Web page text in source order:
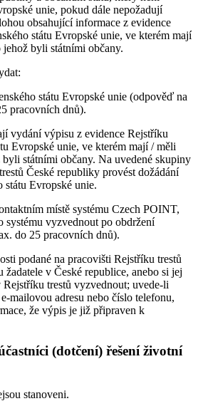
unie, pokud dále nepožadují
obsahující informace z evidence
státu Evropské unie, ve kterém mají
byli státními občany.
státu Evropské unie (odpověď na
pracovních dnů).
vydání výpisu z evidence Rejstříku
Evropské unie, ve kterém mají / měli
státními občany. Na uvedené skupiny
České republiky provést dožádání
státu Evropské unie.
místě systému Czech POINT,
systému vyzvednout po obdržení
do 25 pracovních dnů).
podané na pracovišti Rejstříku trestů
žadatele v České republice, anebo si jej
trestů vyzvednout; uvede-li
mailovou adresu nebo číslo telefonu,
že výpis je již připraven k
(dotčení) řešení životní
stanoveni.